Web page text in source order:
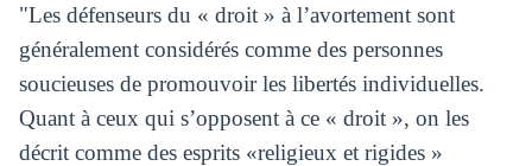
"Les défenseurs du « droit » à l’avortement sont
généralement considérés comme des personnes
soucieuses de promouvoir les libertés individuelles.
Quant à ceux qui s’opposent à ce « droit », on les
décrit comme des esprits «religieux et rigides »